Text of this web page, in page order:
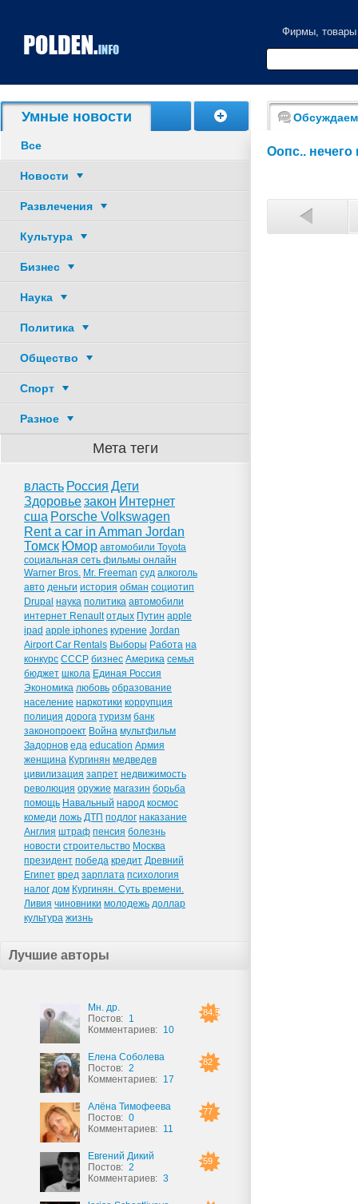
Фирмы, товары
Умные новости
Все
Новости
Развлечения
Культура
Бизнес
Наука
Политика
Общество
Спорт
Разное
Мета теги
власть Россия Дети
Здоровьезакон Интернет
сша Porsche Volkswagen
Rent a car in Amman Jordan
Томск Юмор автомобили Toyota
социальная сеть фильмы онлайн
Warner Bros. Mr. Freeman суд алкоголь
авто деньги история обман социотип
Drupal наука политика автомобили
интернет Renault отдых Путин apple
ipad apple iphones курение Jordan
Airport Car Rentals Выборы Работа на
конкурс СССР бизнес Америка семья
бюджет школа Единая Россия
Экономика любовь образование
население наркотики коррупция
полиция дорога туризм банк
законопроект Война мультфильм
Задорнов еда education Армия
женщина Кургинян медведев
цивилизация запрет недвижимость
революция оружие магазин борьба
помощь Навальный народ космос
комеди ложь ДТП подлог наказание
Англия штраф пенсия болезнь
новости строительство Москва
президент победа кредит Древний
Египет вред зарплата психология
налог дом Кургинян. Суть времени.
Ливия чиновники молодежь доллар
культура жизнь
Лучшие авторы
84.5
Мн. др.
Постов: 1
Комментариев: 10
82
Елена Соболева
Постов: 2
Комментариев: 17
77
Алёна Тимофеева
Постов: 0
Комментариев: 11
59
Евгений Дикий
Постов: 2
Комментариев: 3
Обсуждаем
Оопс.. нечего